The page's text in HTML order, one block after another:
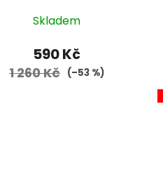
Skladem
590 Kč
1 260 Kč (–53 %)